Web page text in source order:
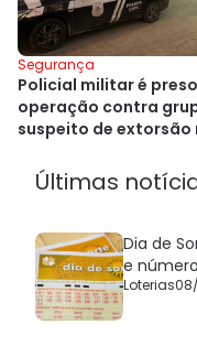
Segurança
Policial militar é
operação contra
suspeito de extorsão
Últimas
Dia de
e
Loterias